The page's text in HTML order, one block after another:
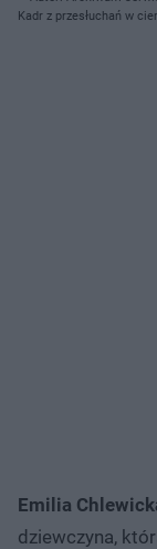
Kadr z przesłuchań w
Emilia
dziewczyna,